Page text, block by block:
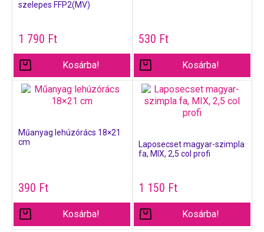
szelepes FFP2(MV)
1 790 Ft
Kosárba!
530 Ft
Kosárba!
Műanyag lehúzórács 18×21
cm
390 Ft
Kosárba!
Laposecset magyar-szimpla
fa, MIX, 2,5 col profi
1 150 Ft
Kosárba!